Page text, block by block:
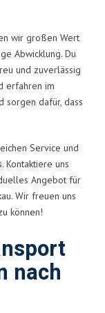
wir großen Wert
Abwicklung. Du
und zuverlässig
erfahren im
sorgen dafür, dass
Service und
Kontaktiere uns
Angebot für
Wir freuen uns
können!
nach